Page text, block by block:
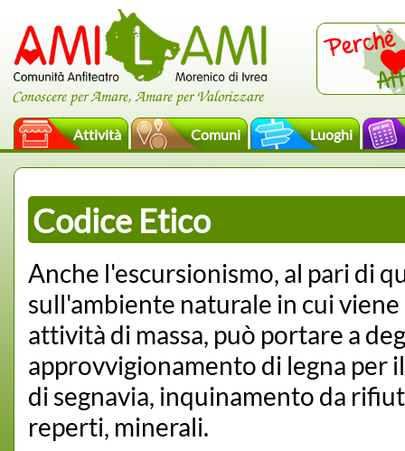
Conoscere per Amare, Amare per Valorizzare
Attività Comuni Luoghi
Codice Etico
Anche l'escursionismo, al pari di
sull'ambiente naturale in cui
attività di massa, può portare a
approvvigionamento di legna per
di segnavia, inquinamento da
reperti, minerali.